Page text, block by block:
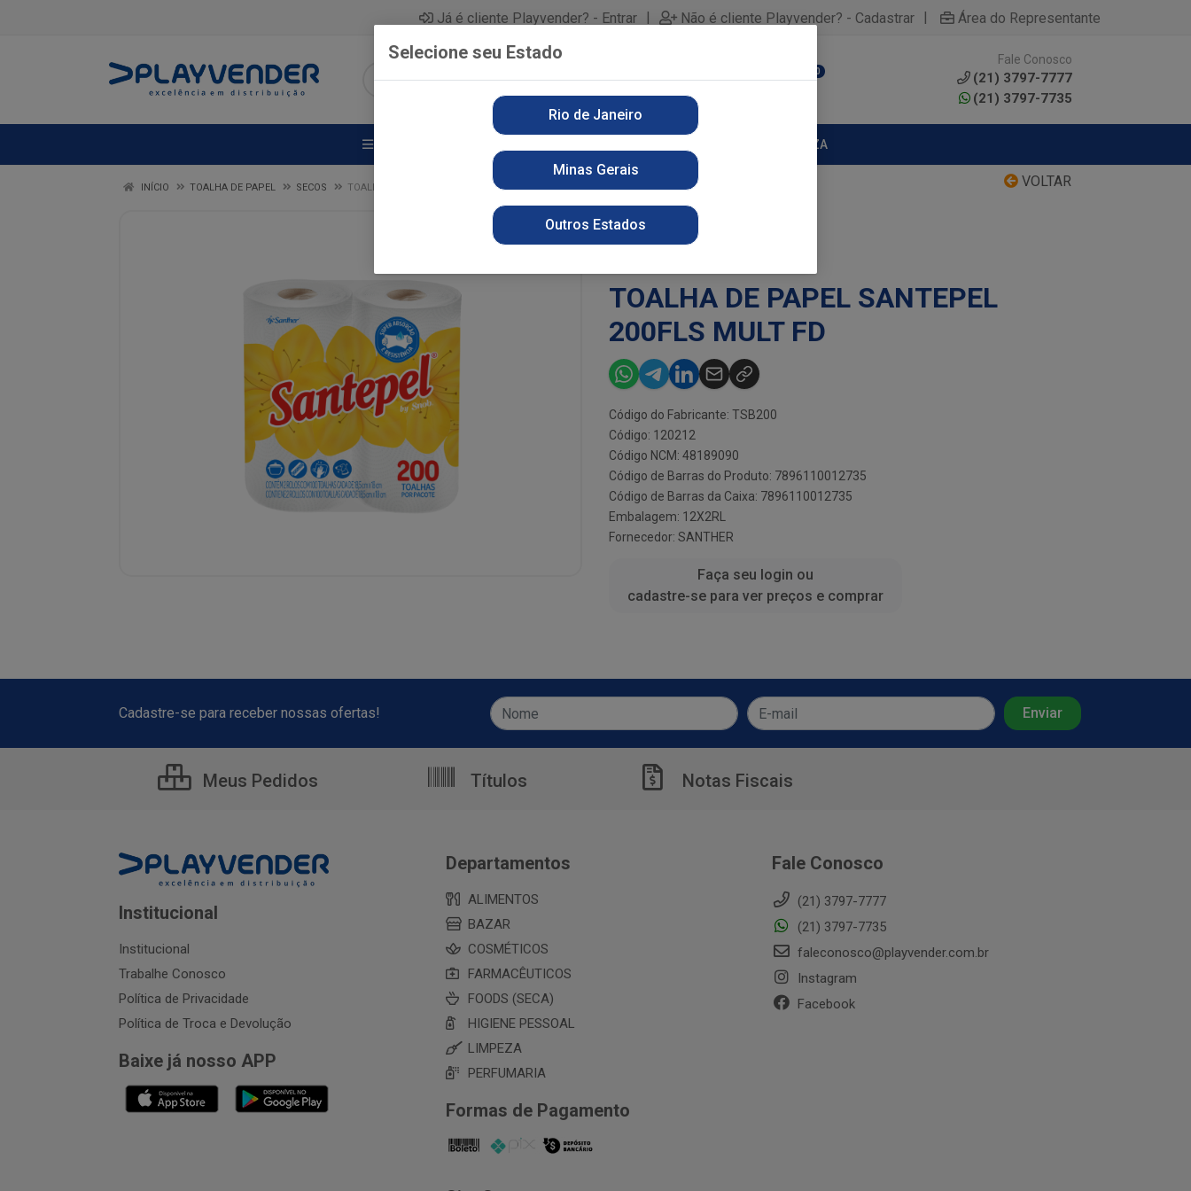
Já é cliente Playvender? - Entrar | Não é cliente Playvender? - Cadastrar | Área do Representante
0
Fale Conosco
(21) 3797-7777
(21) 3797-7735
LIMPEZA
VOLTAR
INÍCIO TOALHA DE PAPEL SECOS TOALHA DE PAPEL SANTEPEL 200FLS MULT FD
TOALHA DE PAPEL SANTEPEL
200FLS MULT FD
Código do Fabricante: TSB200
Código: 120212
Código NCM: 48189090
Código de Barras do Produto: 7896110012735
Código de Barras da Caixa: 7896110012735
Embalagem: 12X2RL
Fornecedor: SANTHER
Faça seu login ou
cadastre-se para ver preços e comprar
Cadastre-se para receber nossas ofertas!
Meus Pedidos Títulos Notas Fiscais
Institucional
Institucional
Trabalhe Conosco
Política de Privacidade
Política de Troca e Devolução
Baixe já nosso APP
Departamentos
ALIMENTOS
BAZAR
COSMÉTICOS
FARMACÊUTICOS
FOODS (SECA)
HIGIENE PESSOAL
LIMPEZA
PERFUMARIA
Formas de Pagamento
Fale Conosco
(21) 3797-7777
(21) 3797-7735
faleconosco@playvender.com.br
Instagram
Facebook
Selecione seu Estado
Rio de Janeiro
Minas Gerais
Outros Estados